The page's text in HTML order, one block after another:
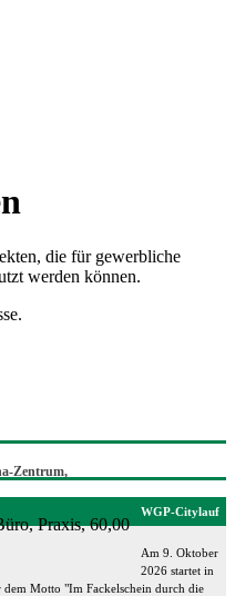
die für gewerbliche
werden können.
Zentrum,
Praxis, 60,00
WGP-Citylauf
Am 9. Oktober
2026 startet in
dem Motto "Im Fackelschein durch die